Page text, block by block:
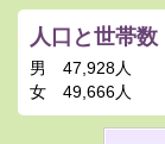
人口と世帯数
男
47,928人
女
49,666人